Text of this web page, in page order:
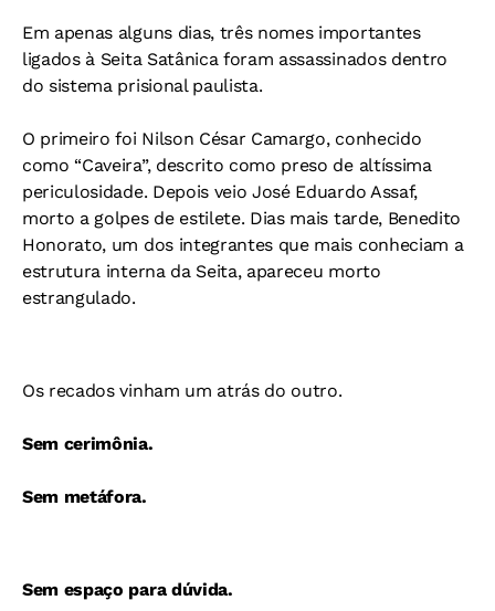
Em apenas alguns dias, três nomes importantes
ligados à Seita Satânica foram assassinados dentro
do sistema prisional paulista.
O primeiro foi Nilson César Camargo, conhecido
como “Caveira”, descrito como preso de altíssima
periculosidade. Depois veio José Eduardo Assaf,
morto a golpes de estilete. Dias mais tarde, Benedito
Honorato, um dos integrantes que mais conheciam a
estrutura interna da Seita, apareceu morto
estrangulado.
Os recados vinham um atrás do outro.
Sem cerimônia.
Sem metáfora.
Sem espaço para dúvida.